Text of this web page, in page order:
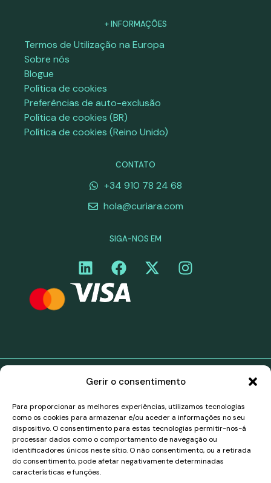
Gerir o consentimento
Para proporcionar as melhores experiências, utilizamos tecnologias
como os cookies para armazenar e/ou aceder a informações no seu
dispositivo. O consentimento para estas tecnologias permitir-nos-á
processar dados como o comportamento de navegação ou
identificadores únicos neste sítio. O não consentimento, ou a retirada
do consentimento, pode afetar negativamente determinadas
características e funções.
+ INFORMAÇÕES
Termos de Utilização na Europa
Sobre nós
Blogue
Política de cookies
Preferências de auto-exclusão
Política de cookies (BR)
Política de cookies (Reino Unido)
CONTATO
+34 910 78 24 68
hola@curiara.com
SIGA-NOS EM
©Curiara. Todos os direitos reservados. Os serviços de
Económico Europeu (EEE) são fornecidos através de
uma parceria de marca branca com a Belmoney S.A.,
uma instituição de pagamento autorizada e
supervisionada pelo Banco Nacional da Bélgica, número
de registo 0540.745.997, que tem direitos de
passaporte para operar em todos os países do EEE, de